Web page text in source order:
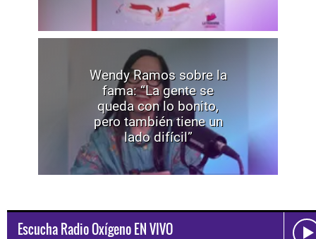
Wendy Ramos sobre la
fama: “La gente se
queda con lo bonito,
pero también tiene un
lado difícil”
Escucha Radio Oxígeno EN VIVO